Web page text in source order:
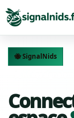
🐝 SignalNids